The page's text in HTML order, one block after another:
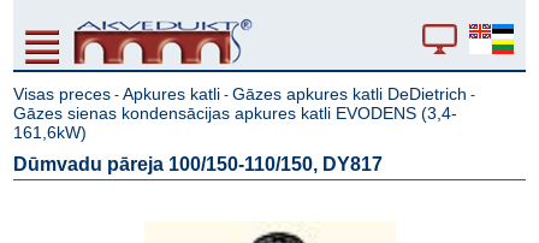
Visas preces -Apkures katli -Gāzes apkures katli DeDietrich -
Gāzes sienas kondensācijas apkures katli EVODENS (3,4-
161,6kW)
Dūmvadu pāreja 100/150-110/150, DY817